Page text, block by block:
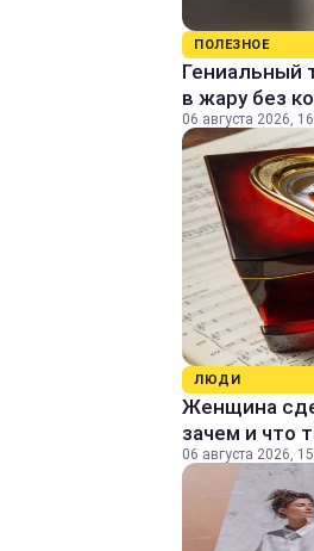
ПОЛЕЗНОЕ
Гениальный
в жару без
06 августа 2026,
ЛЮДИ
Женщина
зачем и что
06 августа 2026,